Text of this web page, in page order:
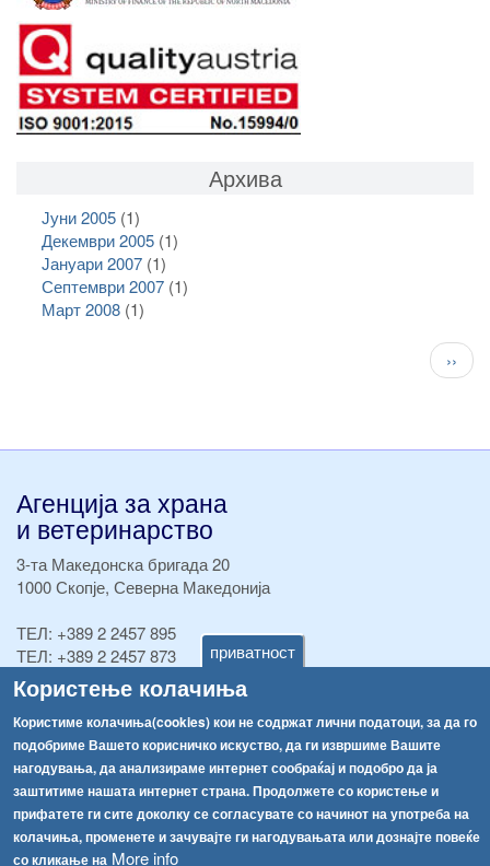
приватност
Користење колачиња
Користиме колачиња(cookies) кои не содржат лични податоци, за да го
подобриме Вашето корисничко искуство, да ги извршиме Вашите
нагодувања, да анализираме интернет сообраќај и подобро да ја
заштитиме нашата интернет страна. Продолжете со користење и
прифатете ги сите доколку се согласувате со начинот на употреба на
колачиња, променете и зачувајте ги нагодувањата или дознајте повеќе
со кликање на More info
Архива
Јуни 2005(1)
Декември 2005(1)
Јануари 2007(1)
Септември 2007(1)
Март 2008(1)
››
Агенција за храна
и ветеринарство
3-та Македонска бригада 20
1000 Скопје, Северна Македонија
ТЕЛ: +389 2 2457 895
ТЕЛ: +389 2 2457 873
Факс:
Факс:+389 2 2457 871
info@fva.gov.mk
[АХВ-претходна страна]
Соопштенија
Република Бугарија ги засили официјалните контроли при увоз на свежо овошје и зеленчук
Навигација
Архива